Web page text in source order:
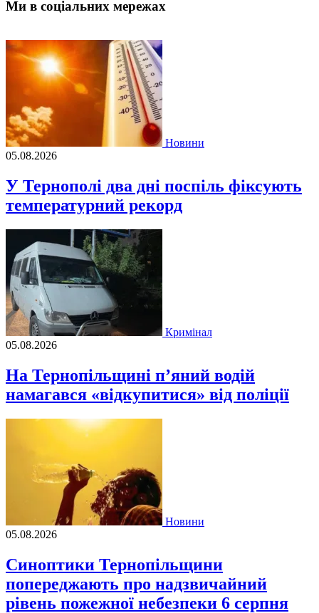
Ми в соціальних мережах
Новини
05.08.2026
У Тернополі два дні поспіль фіксують
температурний рекорд
Кримінал
05.08.2026
На Тернопільщині п’яний водій
намагався «відкупитися» від поліції
Новини
05.08.2026
Синоптики Тернопільщини
попереджають про надзвичайний
рівень пожежної небезпеки 6 серпня